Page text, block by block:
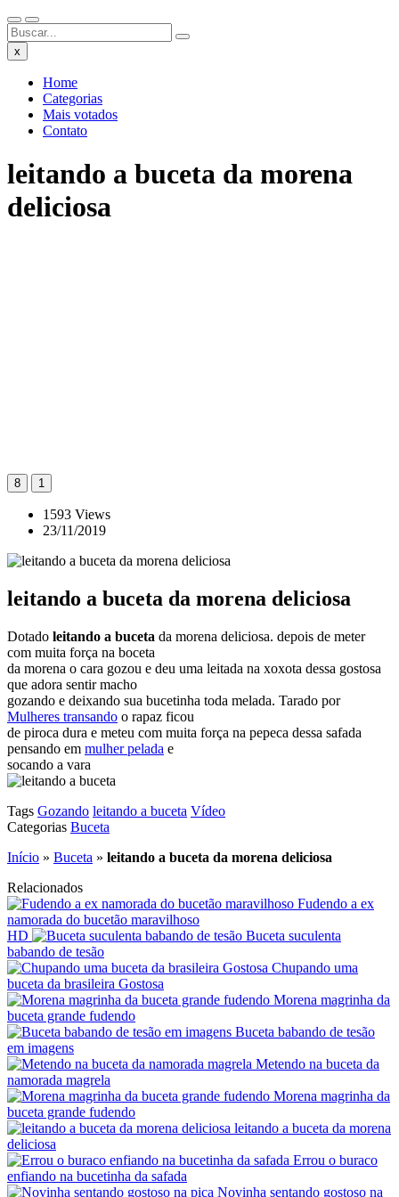
x
Home
Categorias
Mais votados
Contato
leitando a buceta da morena
deliciosa
8 1
1593 Views
23/11/2019
leitando a buceta da morena deliciosa
Dotado leitando a buceta da morena deliciosa. depois de meter
com muita força na boceta
da morena o cara gozou e deu uma leitada na xoxota dessa gostosa
que adora sentir macho
gozando e deixando sua bucetinha toda melada. Tarado por
Mulheres transando o rapaz ficou
de piroca dura e meteu com muita força na pepeca dessa safada
pensando em mulher pelada e
socando a vara
Tags Gozando leitando a buceta Vídeo
Categorias Buceta
Início » Buceta » leitando a buceta da morena deliciosa
Relacionados
Fudendo a ex
namorada do bucetão maravilhoso
HD
Buceta suculenta
babando de tesão
Chupando uma
buceta da brasileira Gostosa
Morena magrinha da
buceta grande fudendo
Buceta babando de tesão
em imagens
Metendo na buceta da
namorada magrela
Morena magrinha da
buceta grande fudendo
leitando a buceta da morena
deliciosa
Errou o buraco
enfiando na bucetinha da safada
Novinha sentando gostoso na